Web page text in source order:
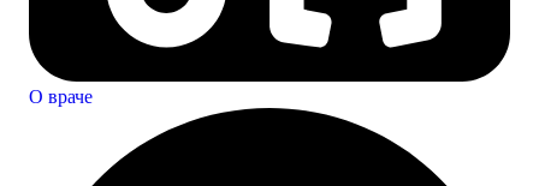
О враче